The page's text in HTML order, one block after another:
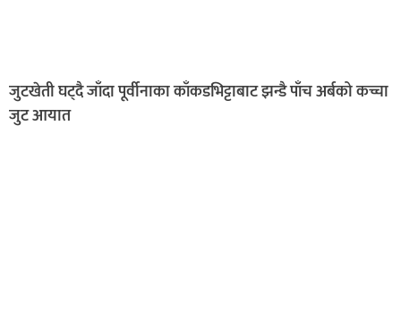
जुटखेती घट्दै जाँदा पूर्वीनाका काँकडभिट्टाबाट झन्डै पाँच अर्बको कच्चा
जुट आयात